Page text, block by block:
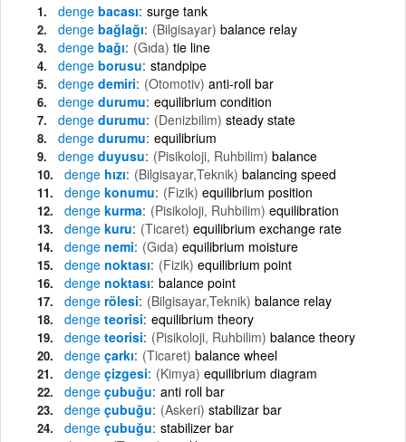
denge bacası surge tank
denge bağlağı (Bilgisayar) balance relay
denge bağı (Gıda) tie line
denge borusu standpipe
denge demiri (Otomotiv) anti-roll bar
denge durumu equilibrium condition
denge durumu (Denizbilim) steady state
denge durumu equilibrium
denge duyusu (Pisikoloji, Ruhbilim) balance
denge hızı (Bilgisayar,Teknik) balancing speed
denge konumu (Fizik) equilibrium position
denge kurma (Pisikoloji, Ruhbilim) equilibration
denge kuru (Ticaret) equilibrium exchange rate
denge nemi (Gıda) equilibrium moisture
denge noktası (Fizik) equilibrium point
denge noktası balance point
denge rölesi (Bilgisayar,Teknik) balance relay
denge teorisi equilibrium theory
denge teorisi (Pisikoloji, Ruhbilim) balance theory
denge çarkı (Ticaret) balance wheel
denge çizgesi (Kimya) equilibrium diagram
denge çubuğu anti roll bar
denge çubuğu (Askeri) stabilizar bar
denge çubuğu stabilizer bar